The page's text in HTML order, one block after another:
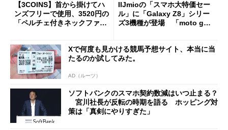
【3COINS】首から掛けてハ
ンズフリーで使用、3520円の
「ペルチェ付きネックファ
IIJmioの「スマホ大特価セー
ル」に「Galaxy Z8」シリー
ズ3機種が登場 「moto g37
Xで何度も見かける競馬予想サイト、本当に当
たるのか試してみた。
AD（ルーツ）
ソフトバンクのスマホ契約数減はいつ止まる？
宮川社長が反転の時期を語る ホッピング対
策は「真剣にやりすぎた」